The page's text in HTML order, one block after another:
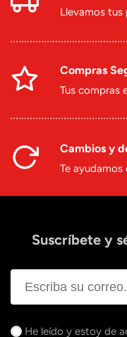
Llevamos
Compras
Tus compras
Cambios y
Te ayudamos
Suscríbete y
He leído y estoy de